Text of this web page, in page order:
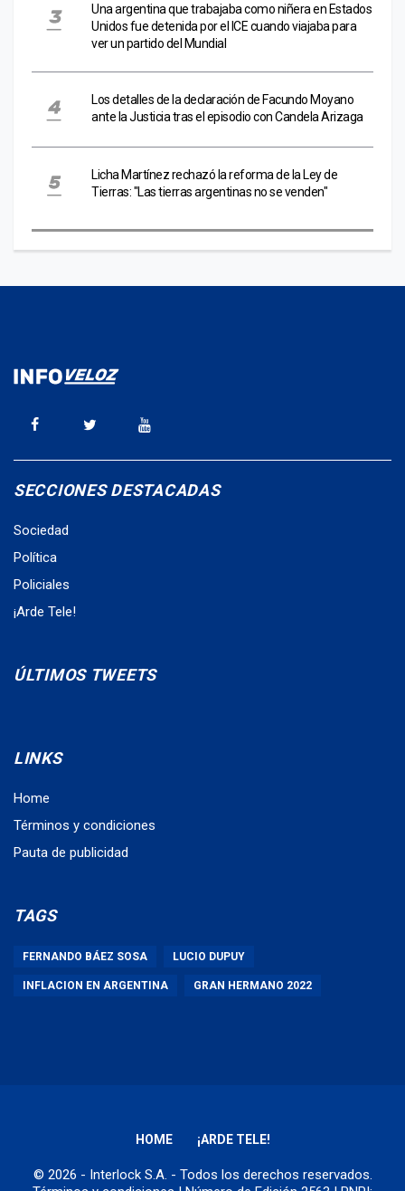
Una argentina que trabajaba como niñera en Estados
Unidos fue detenida por el ICE cuando viajaba para
ver un partido del Mundial
Los detalles de la declaración de Facundo Moyano
ante la Justicia tras el episodio con Candela Arizaga
Licha Martínez rechazó la reforma de la Ley de
Tierras: "Las tierras argentinas no se venden"
SECCIONES DESTACADAS
Sociedad
Política
Policiales
¡Arde Tele!
ÚLTIMOS TWEETS
LINKS
Home
Términos y condiciones
Pauta de publicidad
TAGS
FERNANDO BÁEZ SOSA LUCIO DUPUY
INFLACION EN ARGENTINA GRAN HERMANO 2022
HOME ¡ARDE TELE!
© 2026 - Interlock S.A. - Todos los derechos reservados.